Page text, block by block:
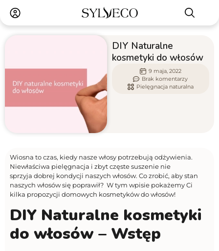
DIY Naturalne
kosmetyki do włosów
9 maja, 2022
Brak komentarzy
Pielęgnacja naturalna
Wiosna to czas, kiedy nasze włosy potrzebują odżywienia.
Niewłaściwa pielęgnacja i zbyt częste suszenie nie
sprzyja dobrej kondycji naszych włosów. Co zrobić, aby stan
naszych włosów się poprawił? W tym wpisie pokażemy Ci
kilka propozycji domowych kosmetyków do włosów!
DIY Naturalne kosmetyki
do włosów – Wstęp